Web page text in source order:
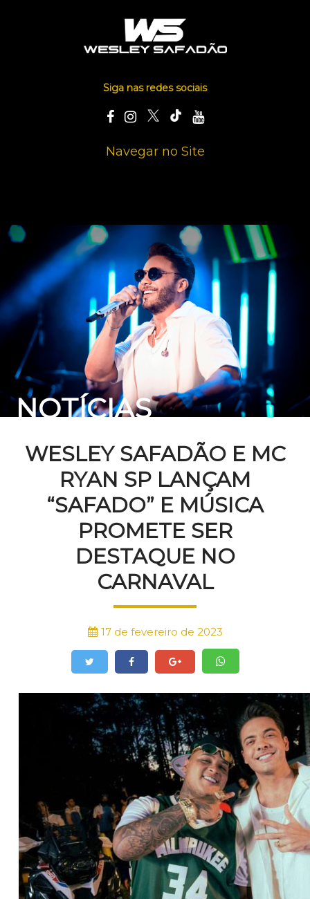
Siga nas redes sociais
Navegar no Site
NOTÍCIAS
WESLEY SAFADÃO E MC
RYAN SP LANÇAM
“SAFADO” E MÚSICA
PROMETE SER
DESTAQUE NO
CARNAVAL
17 de fevereiro de 2023